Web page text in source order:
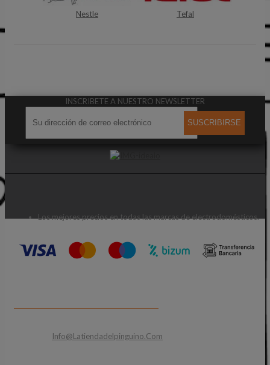
Nestle Tefal
INSCRIBETE A NUESTRO NEWSLETTER
SUSCRIBIRSE
Los mejores precios en todas las marcas de electrodomésticos.
Info@latiendadelpinguino.com